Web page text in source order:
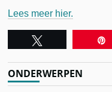
Lees meer hier.
ONDERWERPEN